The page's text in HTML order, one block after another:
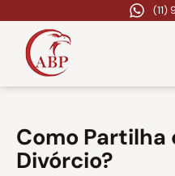
Como Partilha
Divórcio?